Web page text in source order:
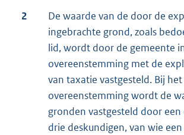
2
De waarde van de door de
ingebrachte grond, zoals
lid, wordt door de gemeente
overeenstemming met de
van taxatie vastgesteld. Bij
overeenstemming wordt de
gronden vastgesteld door een
drie deskundigen, van wie